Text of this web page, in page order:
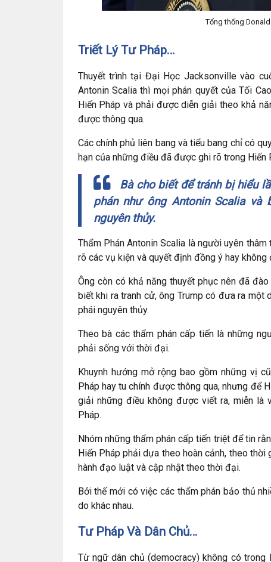
Tổng thống
Triết Lý Tư Pháp…
Thuyết trình tại Đại Học Jacksonville vào
Antonin Scalia thì mọi phán quyết của Tối
Hiến Pháp và phải được diễn giải theo khả
được thông qua.
Các chính phủ liên bang và tiểu bang chỉ có
hạn của những điều đã được ghi rõ trong Hiến
Bà cho biết để tránh bị hiểu
phán như ông Antonin Scalia và
nguyên thủy.
Thẩm Phán Antonin Scalia là người uyên
rõ các vụ kiện và quyết định đồng ý hay không
Ông còn có khả năng thuyết phục nên đã
biết khi ra tranh cử, ông Trump có đưa ra
phái nguyên thủy.
Theo bà các thẩm phán cấp tiến là những
phải sống với thời đại.
Khuynh hướng mở rộng bao gồm những vị
Pháp hay tu chính được thông qua, nhưng để
giải những điều không được viết ra, miễn là
Pháp.
Nhóm những thẩm phán cấp tiến triệt để tin
Hiến Pháp phải dựa theo hoàn cảnh, theo
hành đạo luật và cập nhật theo thời đại.
Bởi thế mới có việc các thẩm phán bảo thủ
do khác nhau.
Tư Pháp Và Dân Chủ…
Từ ngữ dân chủ (democracy) không có